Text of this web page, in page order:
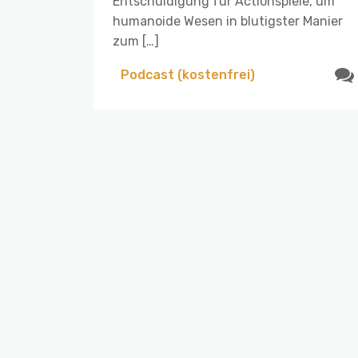
humanoide Wesen in blutigster Manier
zum […]
Podcast (kostenfrei)